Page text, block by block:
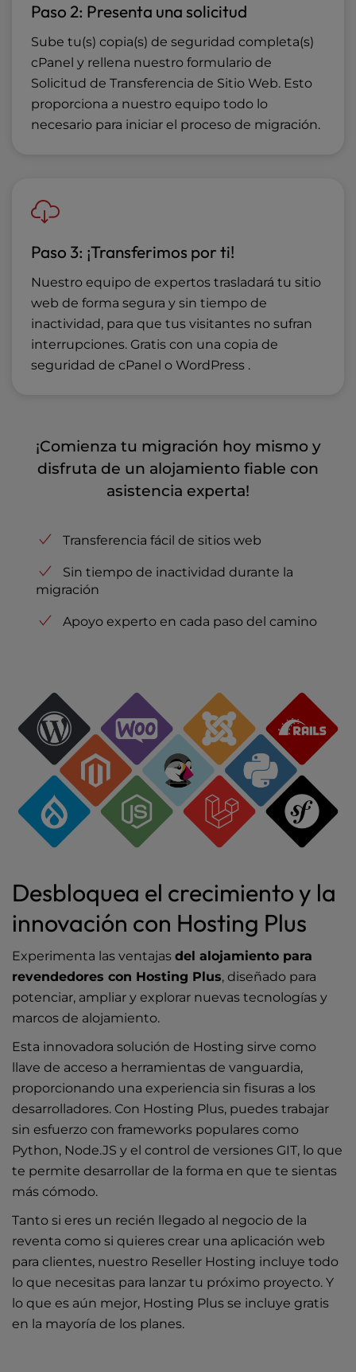
Paso 2: Presenta una solicitud
Sube tu(s) copia(s) de seguridad completa(s)
cPanel y rellena nuestro formulario de
Solicitud de Transferencia de Sitio Web. Esto
proporciona a nuestro equipo todo lo
necesario para iniciar el proceso de migración.
Paso 3: ¡Transferimos por ti!
Nuestro equipo de expertos trasladará tu sitio
web de forma segura y sin tiempo de
inactividad, para que tus visitantes no sufran
interrupciones. Gratis con una copia de
seguridad de cPanel o WordPress .
¡Comienza tu migración hoy mismo y
disfruta de un alojamiento fiable con
asistencia experta!
Transferencia fácil de sitios web
Sin tiempo de inactividad durante la
migración
Apoyo experto en cada paso del camino
Desbloquea el crecimiento y la
innovación con Hosting Plus
Experimenta las ventajas del alojamiento para
revendedores con Hosting Plus, diseñado para
potenciar, ampliar y explorar nuevas tecnologías y
marcos de alojamiento.
Esta innovadora solución de Hosting sirve como
llave de acceso a herramientas de vanguardia,
proporcionando una experiencia sin fisuras a los
desarrolladores. Con Hosting Plus, puedes trabajar
sin esfuerzo con frameworks populares como
Python, Node.JS y el control de versiones GIT, lo que
te permite desarrollar de la forma en que te sientas
más cómodo.
Tanto si eres un recién llegado al negocio de la
reventa como si quieres crear una aplicación web
para clientes, nuestro Reseller Hosting incluye todo
lo que necesitas para lanzar tu próximo proyecto. Y
lo que es aún mejor, Hosting Plus se incluye gratis
en la mayoría de los planes.